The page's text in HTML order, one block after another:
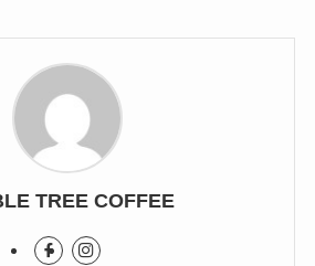
TREE COFFEE